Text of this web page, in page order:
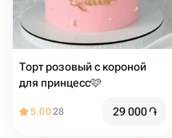
Торт розовый с короной
для принцесс🩷
5.0028 29 000֏